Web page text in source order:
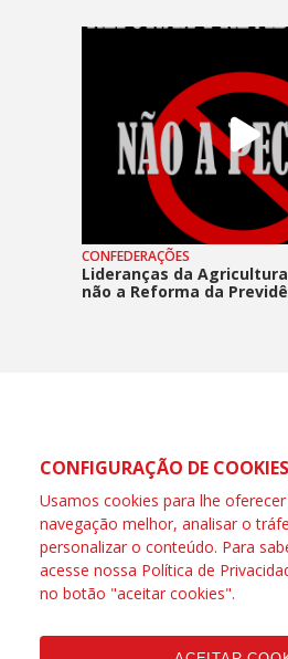
CONFEDERAÇÕES
Lideranças da
não a Reforma da
CONFIGURAÇÃO DE
Usamos cookies para lhe
navegação melhor, analisar o
personalizar o conteúdo. Para
acesse nossa Política de
no botão "aceitar cookies".